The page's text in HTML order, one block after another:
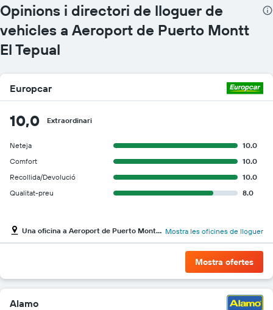
Opinions i directori de lloguer de
vehicles a Aeroport de Puerto Montt
El Tepual
Europcar
10,0 Extraordinari
Neteja
10.0
Comfort
10.0
Recollida/Devolució
10.0
Qualitat-preu
8.0
Una oficina a Aeroport de Puerto Montt El Tepual Mostra les oficines de lloguer
Mostra ofertes
Alamo